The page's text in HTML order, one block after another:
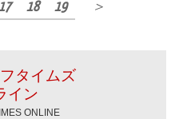
18 19 ＞
タイムズ
イン
ONLINE